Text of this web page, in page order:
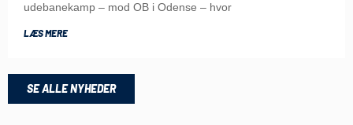
udebanekamp – mod OB i Odense – hvor
LÆS MERE
SE ALLE NYHEDER